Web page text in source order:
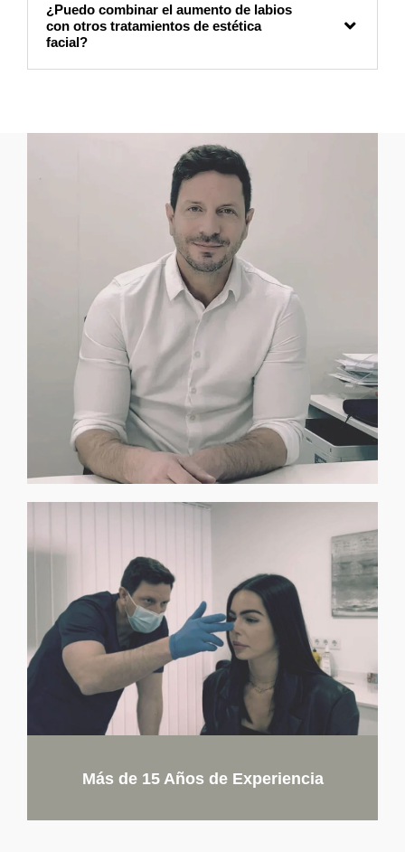
¿Puedo combinar el aumento de labios
con otros tratamientos de estética
facial?
Más de 15 Años de Experiencia